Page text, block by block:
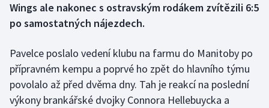
Dostihy
Futsal
Wings ale nakonec s ostravským rodákem zvítězili 6:5
po samostatných nájezdech.
Pavelce poslalo vedení klubu na farmu do Manitoby po
přípravném kempu a poprvé ho zpět do hlavního týmu
povolalo až před dvěma dny. Tah je reakcí na poslední
výkony brankářské dvojky Connora Hellebuycka a